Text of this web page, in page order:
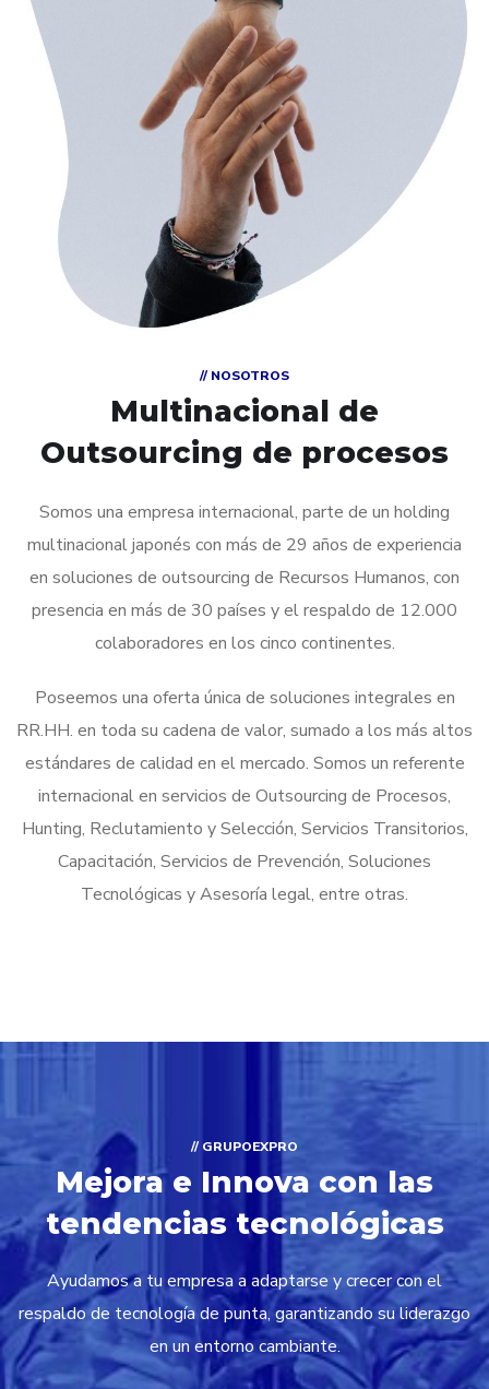
// NOSOTROS
Multinacional de
Outsourcing de procesos
Somos una empresa internacional, parte de un holding
multinacional japonés con más de 29 años de experiencia
en soluciones de outsourcing de Recursos Humanos, con
presencia en más de 30 países y el respaldo de 12.000
colaboradores en los cinco continentes.
Poseemos una oferta única de soluciones integrales en
RR.HH. en toda su cadena de valor, sumado a los más altos
estándares de calidad en el mercado. Somos un referente
internacional en servicios de Outsourcing de Procesos,
Hunting, Reclutamiento y Selección, Servicios Transitorios,
Capacitación, Servicios de Prevención, Soluciones
Tecnológicas y Asesoría legal, entre otras.
// GRUPOEXPRO
Mejora e Innova con las
tendencias tecnológicas
Ayudamos a tu empresa a adaptarse y crecer con el
respaldo de tecnología de punta, garantizando su liderazgo
en un entorno cambiante.